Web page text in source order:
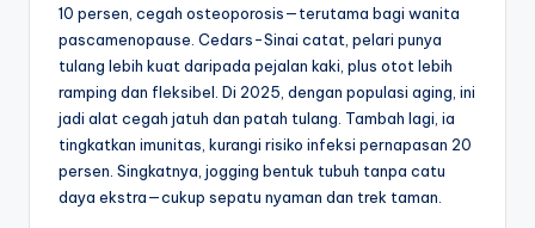
10 persen, cegah osteoporosis—terutama bagi wanita
pascamenopause. Cedars-Sinai catat, pelari punya
tulang lebih kuat daripada pejalan kaki, plus otot lebih
ramping dan fleksibel. Di 2025, dengan populasi aging, ini
jadi alat cegah jatuh dan patah tulang. Tambah lagi, ia
tingkatkan imunitas, kurangi risiko infeksi pernapasan 20
persen. Singkatnya, jogging bentuk tubuh tanpa catu
daya ekstra—cukup sepatu nyaman dan trek taman.